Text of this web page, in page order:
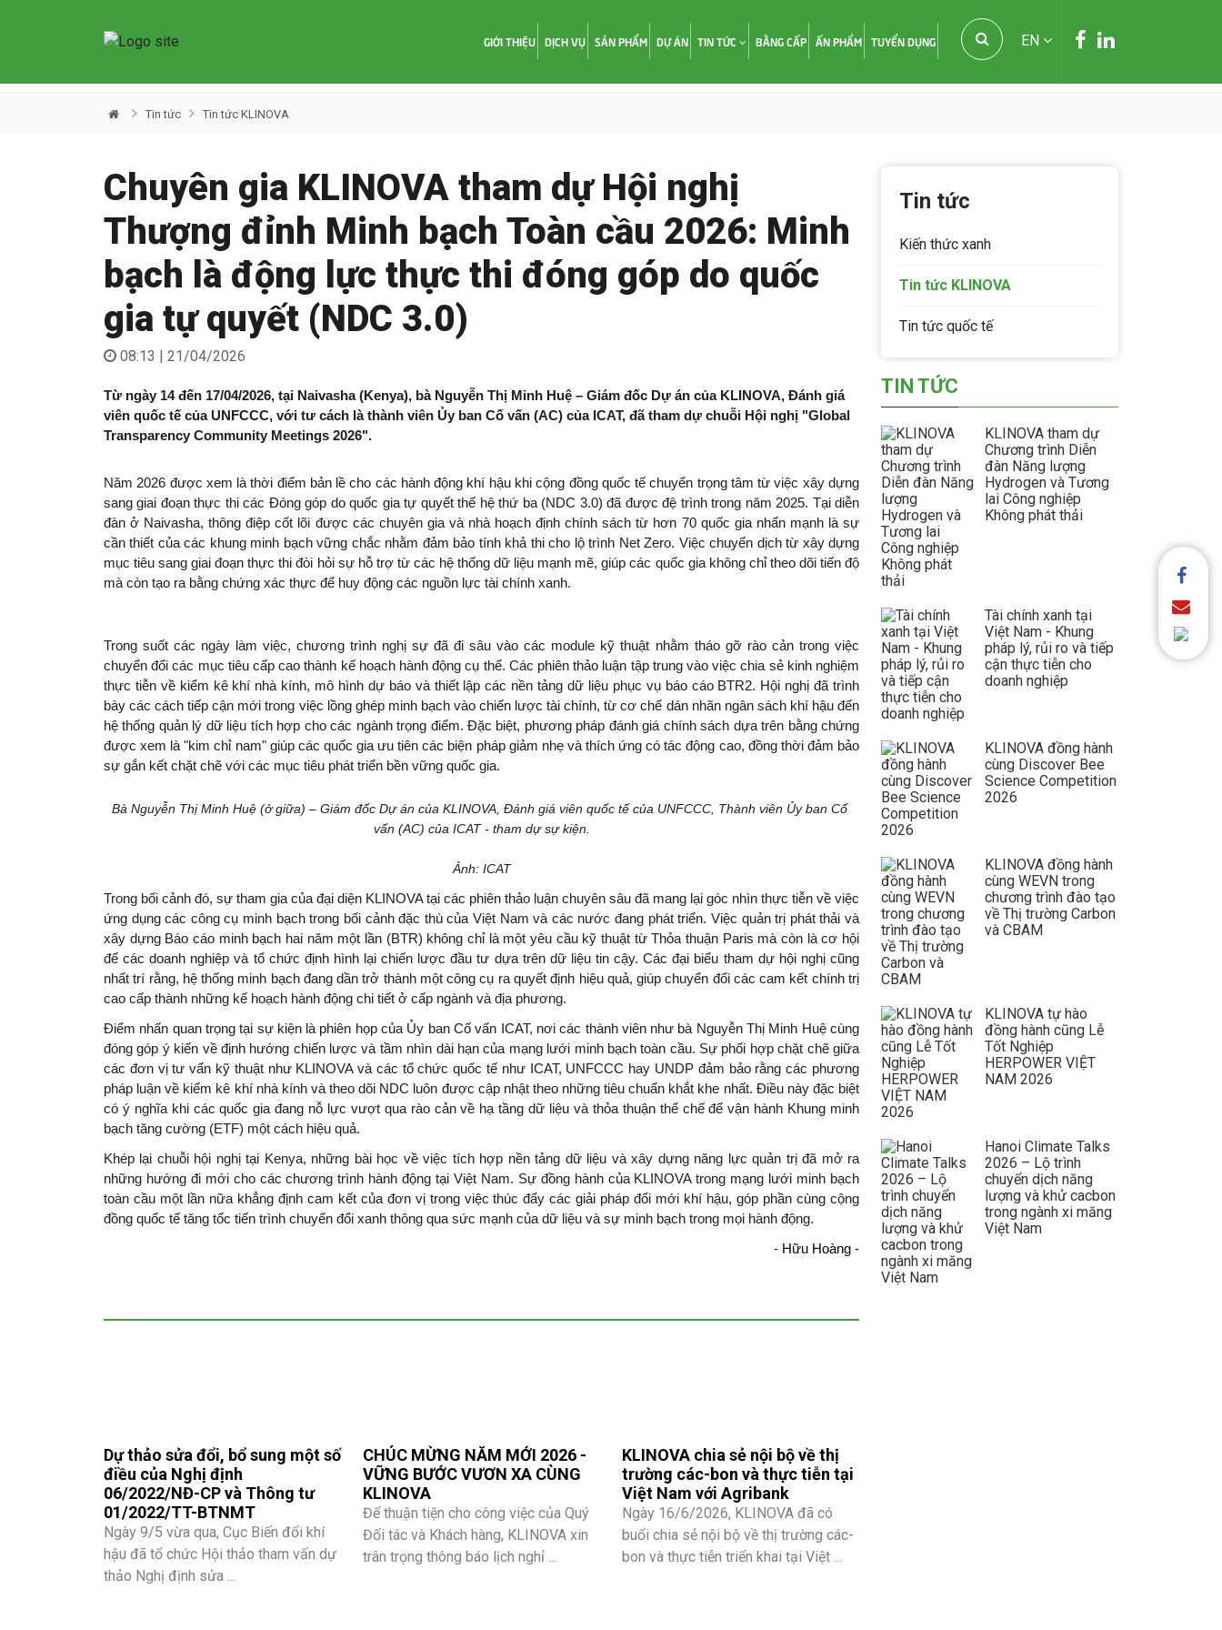
EN
GIỚI THIỆU DỊCH VỤ SẢN PHẨM DỰ ÁN TIN TỨC BẰNG CẤP ẤN PHẨM TUYỂN DỤNG
Tin tức Tin tức KLINOVA
Chuyên gia KLINOVA tham dự Hội nghị
Thượng đỉnh Minh bạch Toàn cầu 2026: Minh
bạch là động lực thực thi đóng góp do quốc
gia tự quyết (NDC 3.0)
08:13 | 21/04/2026
Từ ngày 14 đến 17/04/2026, tại Naivasha (Kenya), bà Nguyễn Thị Minh Huệ – Giám đốc Dự án của KLINOVA, Đánh giá
viên quốc tế của UNFCCC, với tư cách là thành viên Ủy ban Cố vấn (AC) của ICAT, đã tham dự chuỗi Hội nghị "Global
Transparency Community Meetings 2026".
Năm 2026 được xem là thời điểm bản lề cho các hành động khí hậu khi cộng đồng quốc tế chuyển trọng tâm từ việc xây dựng
sang giai đoạn thực thi các Đóng góp do quốc gia tự quyết thế hệ thứ ba (NDC 3.0) đã được đệ trình trong năm 2025. Tại diễn
đàn ở Naivasha, thông điệp cốt lõi được các chuyên gia và nhà hoạch định chính sách từ hơn 70 quốc gia nhấn mạnh là sự
cần thiết của các khung minh bạch vững chắc nhằm đảm bảo tính khả thi cho lộ trình Net Zero. Việc chuyển dịch từ xây dựng
mục tiêu sang giai đoạn thực thi đòi hỏi sự hỗ trợ từ các hệ thống dữ liệu mạnh mẽ, giúp các quốc gia không chỉ theo dõi tiến độ
mà còn tạo ra bằng chứng xác thực để huy động các nguồn lực tài chính xanh.
Trong suốt các ngày làm việc, chương trình nghị sự đã đi sâu vào các module kỹ thuật nhằm tháo gỡ rào cản trong việc
chuyển đổi các mục tiêu cấp cao thành kế hoạch hành động cụ thể. Các phiên thảo luận tập trung vào việc chia sẻ kinh nghiệm
thực tiễn về kiểm kê khí nhà kính, mô hình dự báo và thiết lập các nền tảng dữ liệu phục vụ báo cáo BTR2. Hội nghị đã trình
bày các cách tiếp cận mới trong việc lồng ghép minh bạch vào chiến lược tài chính, từ cơ chế dán nhãn ngân sách khí hậu đến
hệ thống quản lý dữ liệu tích hợp cho các ngành trọng điểm. Đặc biệt, phương pháp đánh giá chính sách dựa trên bằng chứng
được xem là "kim chỉ nam" giúp các quốc gia ưu tiên các biện pháp giảm nhẹ và thích ứng có tác động cao, đồng thời đảm bảo
sự gắn kết chặt chẽ với các mục tiêu phát triển bền vững quốc gia.
Bà Nguyễn Thị Minh Huệ (ở giữa) – Giám đốc Dự án của KLINOVA, Đánh giá viên quốc tế của UNFCCC, Thành viên Ủy ban Cố
vấn (AC) của ICAT - tham dự sự kiện.
Ảnh: ICAT
Trong bối cảnh đó, sự tham gia của đại diện KLINOVA tại các phiên thảo luận chuyên sâu đã mang lại góc nhìn thực tiễn về việc
ứng dụng các công cụ minh bạch trong bối cảnh đặc thù của Việt Nam và các nước đang phát triển. Việc quản trị phát thải và
xây dựng Báo cáo minh bạch hai năm một lần (BTR) không chỉ là một yêu cầu kỹ thuật từ Thỏa thuận Paris mà còn là cơ hội
để các doanh nghiệp và tổ chức định hình lại chiến lược đầu tư dựa trên dữ liệu tin cậy. Các đại biểu tham dự hội nghị cũng
nhất trí rằng, hệ thống minh bạch đang dần trở thành một công cụ ra quyết định hiệu quả, giúp chuyển đổi các cam kết chính trị
cao cấp thành những kế hoạch hành động chi tiết ở cấp ngành và địa phương.
Điểm nhấn quan trọng tại sự kiện là phiên họp của Ủy ban Cố vấn ICAT, nơi các thành viên như bà Nguyễn Thị Minh Huệ cùng
đóng góp ý kiến về định hướng chiến lược và tầm nhìn dài hạn của mạng lưới minh bạch toàn cầu. Sự phối hợp chặt chẽ giữa
các đơn vị tư vấn kỹ thuật như KLINOVA và các tổ chức quốc tế như ICAT, UNFCCC hay UNDP đảm bảo rằng các phương
pháp luận về kiểm kê khí nhà kính và theo dõi NDC luôn được cập nhật theo những tiêu chuẩn khắt khe nhất. Điều này đặc biệt
có ý nghĩa khi các quốc gia đang nỗ lực vượt qua rào cản về hạ tầng dữ liệu và thỏa thuận thể chế để vận hành Khung minh
bạch tăng cường (ETF) một cách hiệu quả.
Khép lại chuỗi hội nghị tại Kenya, những bài học về việc tích hợp nền tảng dữ liệu và xây dựng năng lực quản trị đã mở ra
những hướng đi mới cho các chương trình hành động tại Việt Nam. Sự đồng hành của KLINOVA trong mạng lưới minh bạch
toàn cầu một lần nữa khẳng định cam kết của đơn vị trong việc thúc đẩy các giải pháp đổi mới khí hậu, góp phần cùng cộng
đồng quốc tế tăng tốc tiến trình chuyển đổi xanh thông qua sức mạnh của dữ liệu và sự minh bạch trong mọi hành động.
- Hữu Hoàng -
Dự thảo sửa đổi, bổ sung một số
điều của Nghị định
06/2022/NĐ-CP và Thông tư
01/2022/TT-BTNMT
Ngày 9/5 vừa qua, Cục Biến đổi khí
hậu đã tổ chức Hội thảo tham vấn dự
thảo Nghị định sửa ...
CHÚC MỪNG NĂM MỚI 2026 -
VỮNG BƯỚC VƯƠN XA CÙNG
KLINOVA
Để thuận tiện cho công việc của Quý
Đối tác và Khách hàng, KLINOVA xin
trân trọng thông báo lịch nghỉ ...
KLINOVA chia sẻ nội bộ về thị
trường các-bon và thực tiễn tại
Việt Nam với Agribank
Ngày 16/6/2026, KLINOVA đã có
buổi chia sẻ nội bộ về thị trường các-
bon và thực tiễn triển khai tại Việt ...
Tin tức
Kiến thức xanh
Tin tức KLINOVA
Tin tức quốc tế
TIN TỨC
KLINOVA tham dự
Chương trình Diễn
đàn Năng lượng
Hydrogen và Tương
lai Công nghiệp
Không phát thải
Tài chính xanh tại
Việt Nam - Khung
pháp lý, rủi ro và tiếp
cận thực tiễn cho
doanh nghiệp
KLINOVA đồng hành
cùng Discover Bee
Science Competition
2026
KLINOVA đồng hành
cùng WEVN trong
chương trình đào tạo
về Thị trường Carbon
và CBAM
KLINOVA tự hào
đồng hành cũng Lễ
Tốt Nghiệp
HERPOWER VIỆT
NAM 2026
Hanoi Climate Talks
2026 – Lộ trình
chuyển dịch năng
lượng và khử cacbon
trong ngành xi măng
Việt Nam